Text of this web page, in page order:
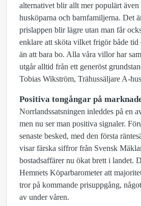
alternativet blir allt mer populärt
husköparna och barnfamiljerna. Det
prislappen blir lägre utan man får
enklare att sköta vilket frigör både tid
än att bara bo. Alla våra villor har
utgår alltid från ett generöst
Tobias Wikström, Trähussäljare A-
Positiva tongångar på
Norrlandssatsningen inleddes på en
men nu ser man positiva signaler.
senaste besked, med den första
visar färska siffror från Svensk
bostadsaffärer nu ökat brett i landet.
Hemnets Köparbarometer att
tror på kommande prisuppgång,
av under våren.